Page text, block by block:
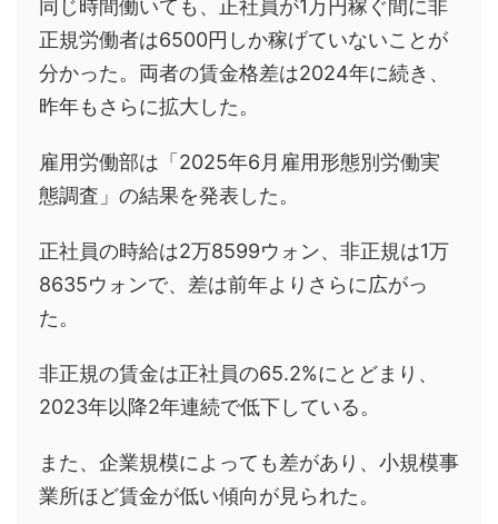
同じ時間働いても、正社員が1万円稼ぐ間に非
正規労働者は6500円しか稼げていないことが
分かった。両者の賃金格差は2024年に続き、
昨年もさらに拡大した。
雇用労働部は「2025年6月雇用形態別労働実
態調査」の結果を発表した。
正社員の時給は2万8599ウォン、非正規は1万
8635ウォンで、差は前年よりさらに広がっ
た。
非正規の賃金は正社員の65.2%にとどまり、
2023年以降2年連続で低下している。
また、企業規模によっても差があり、小規模事
業所ほど賃金が低い傾向が見られた。